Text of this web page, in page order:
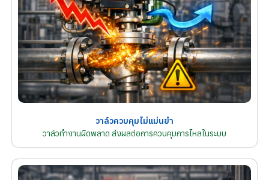
วาล์วควบคุมไม่แม่นยำ
วาล์วทำงานผิดพลาด ส่งผลต่อการควบคุมการไหลในระบบ